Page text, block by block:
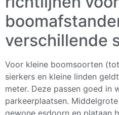
verschillende
Voor kleine boomsoorten
sierkers en kleine linden
meter. Deze passen goed in
parkeerplaatsen.